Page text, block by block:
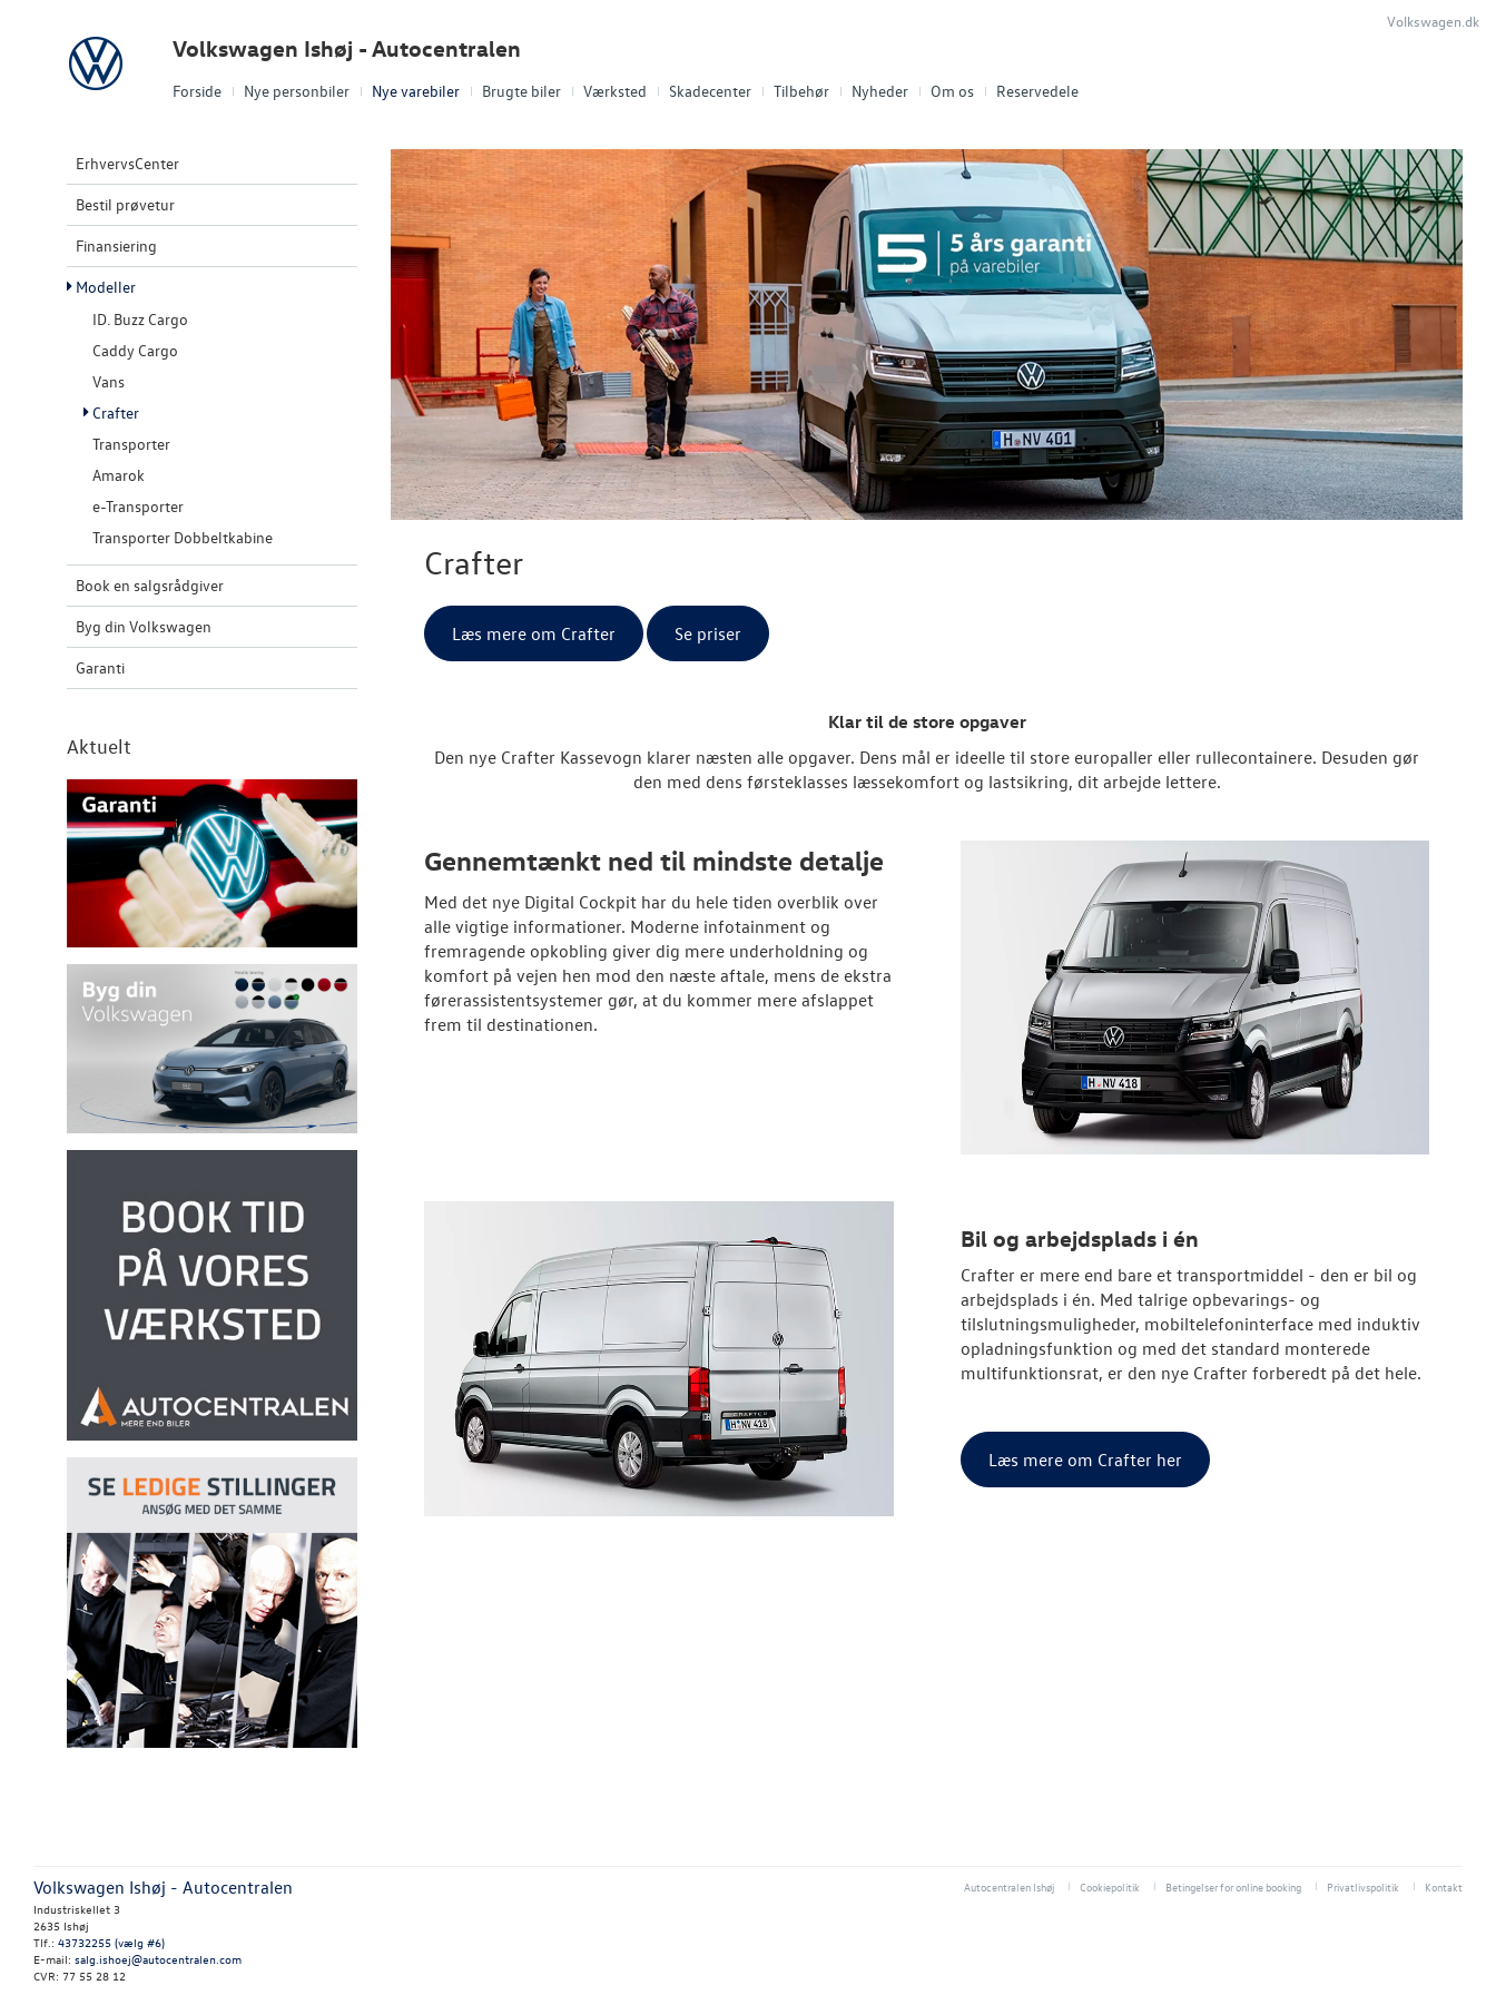
Forside Nye personbiler Nye varebiler Brugte biler Værksted Skadecenter Tilbehør Nyheder Om os Reservedele
Volkswagen Volkswagen Ishøj - Autocentralen
Volkswagen.dk
ErhvervsCenter
Bestil prøvetur
Finansiering
Modeller
ID. Buzz Cargo
Caddy Cargo
Vans
Crafter
Transporter
Amarok
e-Transporter
Transporter Dobbeltkabine
Book en salgsrådgiver
Byg din Volkswagen
Garanti
Aktuelt
Crafter
Læs mere om Crafter Se priser
Klar til de store opgaver
Den nye Crafter Kassevogn klarer næsten alle opgaver. Dens mål er ideelle til store europaller eller rullecontainere. Desuden gør
den med dens førsteklasses læssekomfort og lastsikring, dit arbejde lettere.
Gennemtænkt ned til mindste detalje
Med det nye Digital Cockpit har du hele tiden overblik over
alle vigtige informationer. Moderne infotainment og
fremragende opkobling giver dig mere underholdning og
komfort på vejen hen mod den næste aftale, mens de ekstra
førerassistentsystemer gør, at du kommer mere afslappet
frem til destinationen.
Bil og arbejdsplads i én
Crafter er mere end bare et transportmiddel - den er bil og
arbejdsplads i én. Med talrige opbevarings- og
tilslutningsmuligheder, mobiltelefoninterface med induktiv
opladningsfunktion og med det standard monterede
multifunktionsrat, er den nye Crafter forberedt på det hele.
Læs mere om Crafter her
Volkswagen Ishøj - Autocentralen
Industriskellet 3
2635 Ishøj
Tlf.: 43732255 (vælg #6)
E-mail: salg.ishoej@autocentralen.com
CVR: 77 55 28 12
Autocentralen Ishøj Cookiepolitik Betingelser for online booking Privatlivspolitik Kontakt